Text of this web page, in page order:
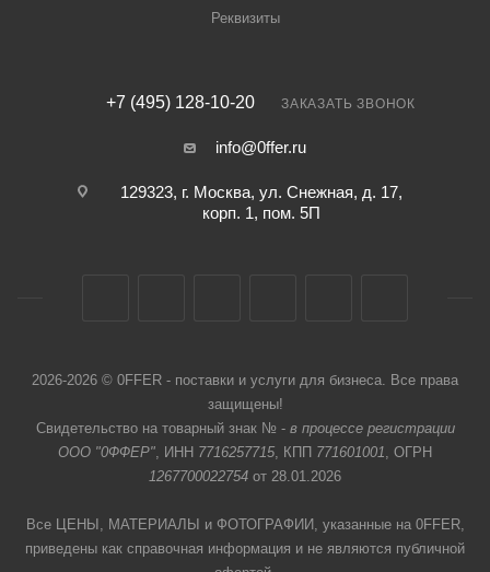
Реквизиты
+7 (495) 128-10-20 ЗАКАЗАТЬ ЗВОНОК
info@0ffer.ru
129323, г. Москва, ул. Снежная, д. 17,
корп. 1, пом. 5П
2026-2026 © 0FFER - поставки и услуги для бизнеса. Все права
защищены!
Свидетельство на товарный знак № - в процессе регистрации
ООО "0ФФЕР", ИНН 7716257715, КПП 771601001, ОГРН
1267700022754 от 28.01.2026
Все ЦЕНЫ, МАТЕРИАЛЫ и ФОТОГРАФИИ, указанные на 0FFER,
приведены как справочная информация и не являются публичной